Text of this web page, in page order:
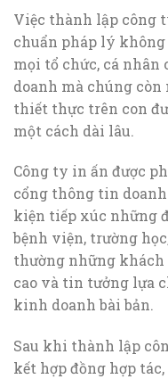
Việc thành lập công
chuẩn pháp lý
mọi tổ chức, cá
doanh mà chúng
thiết thực trên con
một cách dài lâu.
Công ty in ấn được
cổng thông tin doanh
kiện tiếp xúc những
bệnh viện, trường
thường những
cao và tin tưởng lựa
kinh doanh bài bản.
Sau khi thành lập
kết hợp đồng hợp